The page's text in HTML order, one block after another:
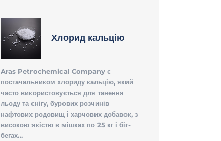
Хлорид кальцію
Aras Petrochemical Company є
постачальником хлориду кальцію, який
часто використовується для танення
льоду та снігу, бурових розчинів
нафтових родовищ і харчових добавок, з
високою якістю в мішках по 25 кг і біг-
бегах…